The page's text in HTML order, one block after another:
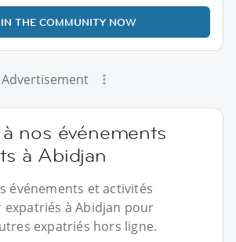
THE COMMUNITY NOW
Advertisement
nos événements
à Abidjan
événements et activités
expatriés à Abidjan pour
expatriés hors ligne.